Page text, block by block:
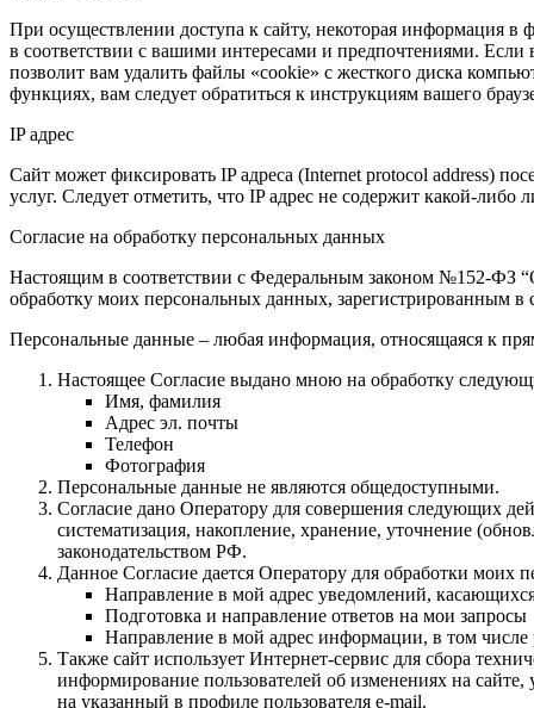
При осуществлении доступа к сайту, некоторая информация в
в соответствии с вашими интересами и предпочтениями.
позволит вам удалить файлы «cookie» с жесткого диска
функциях, вам следует обратиться к инструкциям вашего
IP адрес
Сайт может фиксировать IP адреса (Internet protocol address)
услуг. Следует отметить, что IP адрес не содержит какой-
Согласие на обработку персональных данных
Настоящим в соответствии с Федеральным законом №152-ФЗ
обработку моих персональных данных, зарегистрированным в
Персональные данные – любая информация, относящаяся к
Настоящее Согласие выдано мною на обработку
Имя, фамилия
Адрес эл. почты
Телефон
Фотография
Персональные данные не являются общедоступными.
Согласие дано Оператору для совершения следующих
систематизация, накопление, хранение, уточнение
законодательством РФ.
Данное Согласие дается Оператору для обработки
Направление в мой адрес уведомлений,
Подготовка и направление ответов на мои запросы
Направление в мой адрес информации, в том
Также сайт использует Интернет-сервис для сбора
информирование пользователей об изменениях на
на указанный в профиле пользователя e-mail.